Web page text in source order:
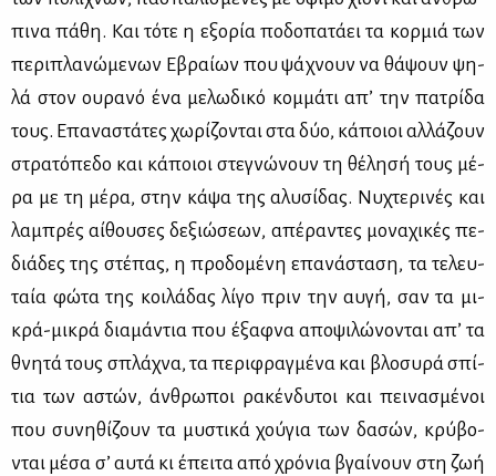
πι­να πά­θη. Και τό­τε η εξο­ρία πο­δο­πα­τά­ει τα κορ­μιά των
πε­ρι­πλα­νώ­με­νων Εβραί­ων που ψά­χνουν να θά­ψουν ψη­
λά στον ου­ρα­νό ένα με­λω­δι­κό κομ­μά­τι απ’ την πα­τρί­δα
τους. Επα­να­στά­τες χω­ρί­ζο­νται στα δύο, κά­ποιοι αλ­λά­ζουν
στρα­τό­πε­δο και κά­ποιοι στε­γνώ­νουν τη θέ­λη­σή τους μέ­
ρα με τη μέ­ρα, στην κά­ψα της αλυ­σί­δας. Νυ­χτε­ρι­νές και
λα­μπρές αί­θου­σες δε­ξιώ­σε­ων, απέ­ρα­ντες μο­να­χι­κές πε­
διά­δες της στέ­πας, η προ­δο­μέ­νη επα­νά­στα­ση, τα τε­λευ­
ταία φώ­τα της κοι­λά­δας λί­γο πριν την αυ­γή, σαν τα μι­
κρά-μι­κρά δια­μά­ντια που έξαφ­να απο­ψι­λώ­νο­νται απ’ τα
θνη­τά τους σπλά­χνα, τα πε­ρι­φραγ­μέ­να και βλο­συ­ρά σπί­
τια των αστών, άν­θρω­ποι ρα­κέν­δυ­τοι και πει­να­σμέ­νοι
που συ­νη­θί­ζουν τα μυ­στι­κά χού­για των δα­σών, κρύ­βο­
νται μέ­σα σ’ αυ­τά κι έπει­τα από χρό­νια βγαί­νουν στη ζωή